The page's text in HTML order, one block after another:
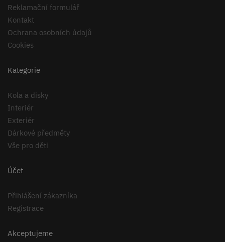
Reklamační formulář
Kontakt
Ochrana osobních údajů
Cookies
Kategorie
Kola a disky
Interiér
Exteriér
Dárkové předměty
Vše pro děti
Účet
Přihlášení zákazníka
Registrace
Akceptujeme